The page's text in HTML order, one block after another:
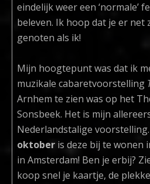
eindelijk weer een ‘normale’
beleven. Ik hoop dat je er net
genoten als ik!
Mijn hoogtepunt was dat ik
muzikale cabaretvoorstelling
Arnhem te zien was op het
Sonsbeek. Het is mijn
Nederlandstalige
oktober is deze bij te wonen
in Amsterdam! Ben je erbij?
koop snel je kaartje, de